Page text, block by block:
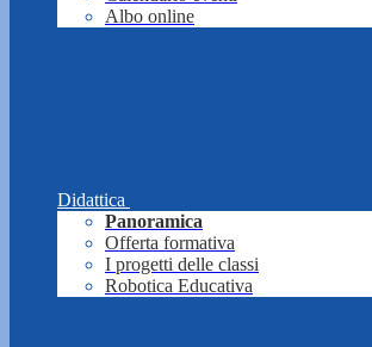
Albo online
Didattica
Panoramica
Offerta formativa
I progetti delle classi
Robotica Educativa